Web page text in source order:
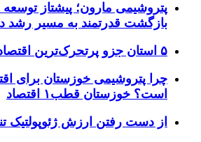
پتروشیمی مارون؛ پیشتاز توسعه
بازگشت قدرتمند به مسیر رشد در
۵ استان جزو پرتحرک‌ترین اقتصاد‌های کشور
چرا پتروشیمی خوزستان برای
است؟ خوزستان قطب۱ اقتصاد
از دست رفتن ارزش ژئوپولتیک